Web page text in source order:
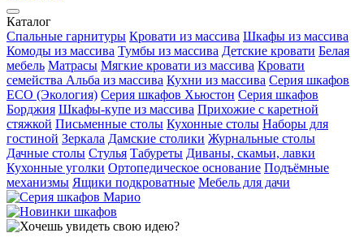
Каталог
Спальные гарнитуры Кровати из массива Шкафы из массива
Комоды из массива Тумбы из массива Детские кровати Белая
мебель Матрасы Мягкие кровати из массива Кровати
семейства Альба из массива Кухни из массива Серия шкафов
ECO (Экология) Серия шкафов Хьюстон Серия шкафов
Борджия Шкафы-купе из массива Прихожие с каретной
стяжкой Письменные столы Кухонные столы Наборы для
гостиной Зеркала Дамские столики Журнальные столы
Дачные столы Стулья Табуреты Диваны, скамьи, лавки
Кухонные уголки Ортопедическое основание Подъёмные
механизмы Ящики подкроватные Мебель для дачи